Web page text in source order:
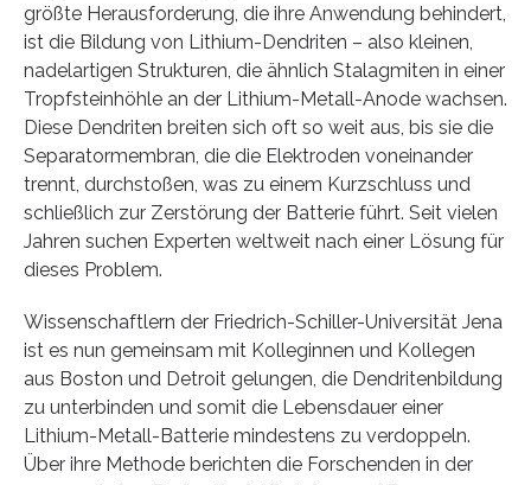
größte Herausforderung, die ihre Anwendung behindert,
ist die Bildung von Lithium-Dendriten – also kleinen,
nadelartigen Strukturen, die ähnlich Stalagmiten in einer
Tropfsteinhöhle an der Lithium-Metall-Anode wachsen.
Diese Dendriten breiten sich oft so weit aus, bis sie die
Separatormembran, die die Elektroden voneinander
trennt, durchstoßen, was zu einem Kurzschluss und
schließlich zur Zerstörung der Batterie führt. Seit vielen
Jahren suchen Experten weltweit nach einer Lösung für
dieses Problem.
Wissenschaftlern der Friedrich-Schiller-Universität Jena
ist es nun gemeinsam mit Kolleginnen und Kollegen
aus Boston und Detroit gelungen, die Dendritenbildung
zu unterbinden und somit die Lebensdauer einer
Lithium-Metall-Batterie mindestens zu verdoppeln.
Über ihre Methode berichten die Forschenden in der